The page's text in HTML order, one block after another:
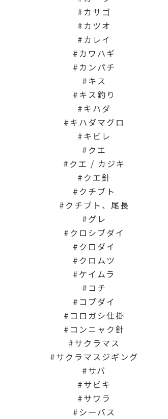
カサゴ
カツオ
カレイ
カワハギ
カンパチ
キス
キス釣り
キハダ
キハダマグロ
キビレ
クエ
クエ / カジキ
クエ針
クチブト
クチブト、尾長
グレ
クロシブダイ
クロダイ
クロムツ
ケイムラ
コチ
コブダイ
コロガシ仕掛
コンニャク針
サクラマス
サクラマスジギング
サバ
サビキ
サワラ
シーバス